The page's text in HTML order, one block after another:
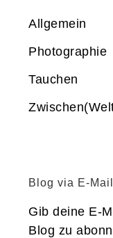
Allgemein
Photographie
Tauchen
Blog via E-
Gib deine E-
Blog zu